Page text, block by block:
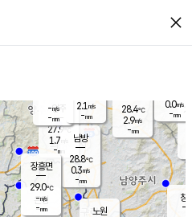
close
양주
27.9℃
1.7
-mm
28.4℃
2.9m/s
-mm
창
0.0m/s
-mm
은평
노원
남방
28.8℃
0.3m/s
-mm
장흥면
29.0℃
-m/s
-mm
-m/s
-mm
2.1 m/s
-mm